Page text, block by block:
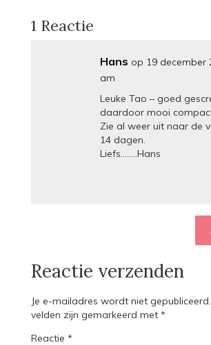
1 Reactie
Hans op 19 december
am
Leuke Tao – goed
daardoor mooi
Zie al weer uit naar de
14 dagen.
Liefs……..Hans
Reactie verzenden
Je e-mailadres wordt niet gepubliceerd.
velden zijn gemarkeerd met *
Reactie *